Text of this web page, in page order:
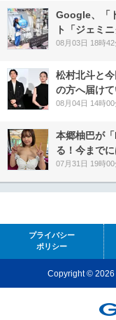
Google、「
ト「ジェミ
08月03日 18時42
松村北斗と
の方へ届けて
08月04日 14時00
本郷柚巴が
る！今まで
07月31日 19時00
プライバシー
ポリシー
Copyright © 2026